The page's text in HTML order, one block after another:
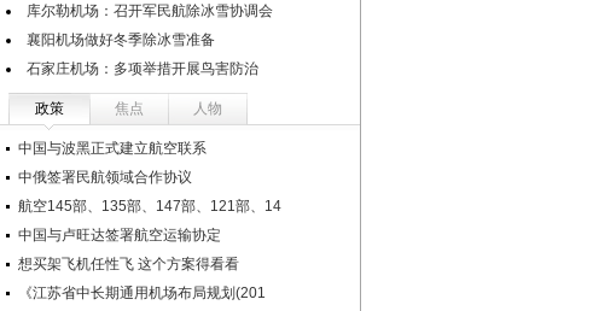
库尔勒机场：召开军民航除冰雪协调会
襄阳机场做好冬季除冰雪准备
石家庄机场：多项举措开展鸟害防治
政策 焦点 人物
中国与波黑正式建立航空联系
中俄签署民航领域合作协议
航空145部、135部、147部、121部、14
中国与卢旺达签署航空运输协定
想买架飞机任性飞 这个方案得看看
《江苏省中长期通用机场布局规划(201